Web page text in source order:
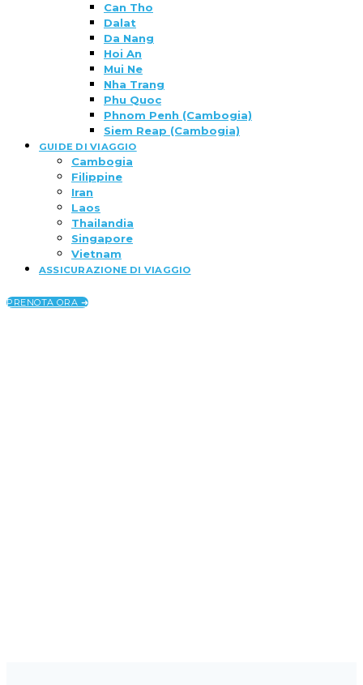
Can Tho
Dalat
Da Nang
Hoi An
Mui Ne
Nha Trang
Phu Quoc
Phnom Penh (Cambogia)
Siem Reap (Cambogia)
GUIDE DI VIAGGIO
Cambogia
Filippine
Iran
Laos
Thailandia
Singapore
Vietnam
ASSICURAZIONE DI VIAGGIO
PRENOTA ORA ➜